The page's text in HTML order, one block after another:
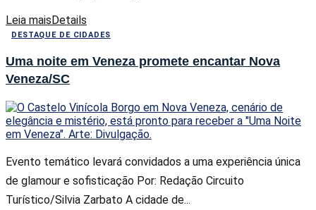
Leia maisDetails
DESTAQUE DE CIDADES
Uma noite em Veneza promete encantar Nova
Veneza/SC
Evento temático levará convidados a uma experiência única
de glamour e sofisticação Por: Redação Circuito
Turístico/Silvia Zarbato A cidade de...